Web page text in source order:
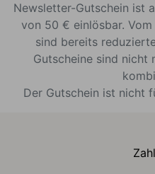
Newsletter-Gutschein ist
von 50 € einlösbar.
sind bereits
Gutscheine sind nicht
Der Gutschein ist nicht